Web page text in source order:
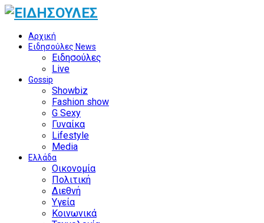
Αρχική
Ειδησούλες News
Ειδησούλες
Live
Gossip
Showbiz
Fashion show
G Sexy
Γυναίκα
Lifestyle
Media
Ελλάδα
Οικονομία
Πολιτική
Διεθνή
Υγεία
Κοινωνικά